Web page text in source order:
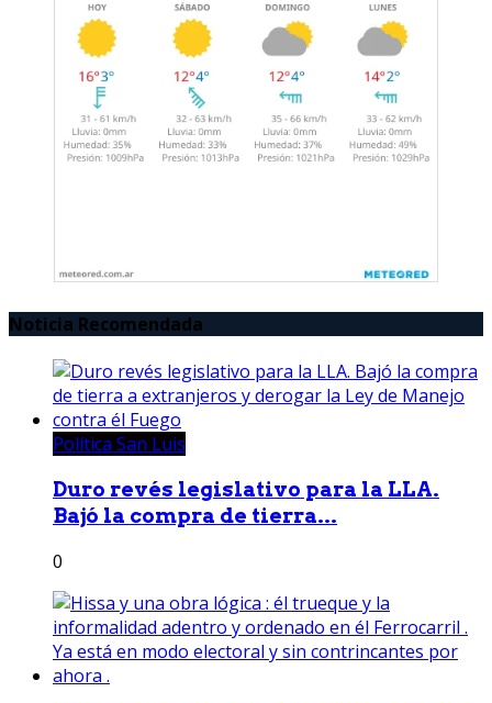
Noticia Recomendada
Política San Luis
Duro revés legislativo para la LLA.
Bajó la compra de tierra...
0